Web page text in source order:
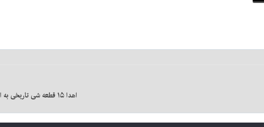
اهدا ۱۵ قطعه شی تاریخی به اداره کل میراث فرهنگی کرمان